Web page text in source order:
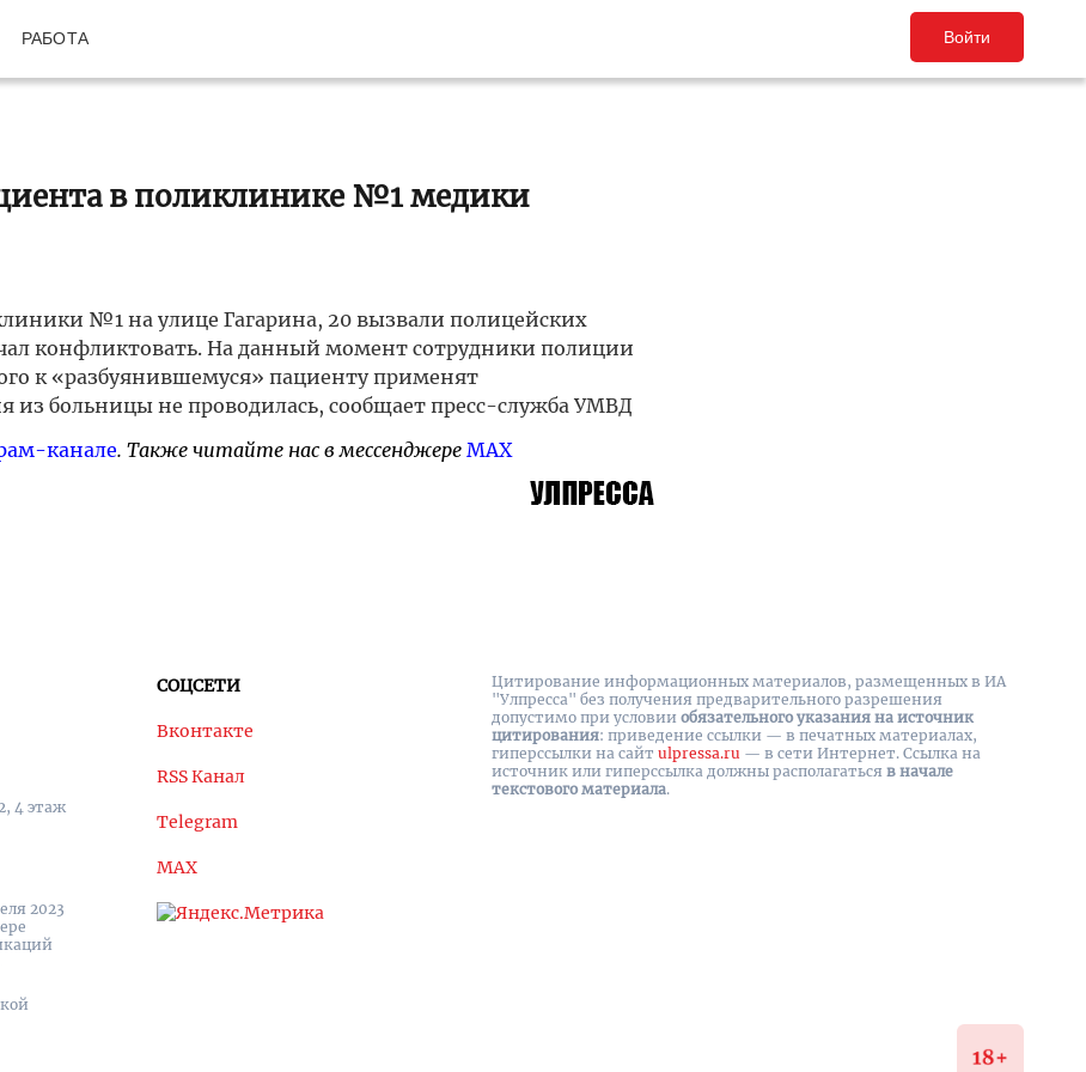
РАБОТА Войти
в поликлинике №1 медики
№1 на улице Гагарина, 20 вызвали полицейских
конфликтовать. На данный момент сотрудники полиции
к «разбуянившемуся» пациенту применят
из больницы не проводилась, сообщает пресс-служба УМВД
канале. Также читайте нас в мессенджере MAX
4 этаж
2023
СОЦСЕТИ
Вконтакте
RSS Канал
Telegram
MAX
Цитирование информационных материалов, размещенных в ИА
"Улпресса" без получения предварительного разрешения
допустимо при условии обязательного указания на источник
цитирования: приведение ссылки — в печатных материалах,
гиперссылки на cайт ulpressa.ru — в сети Интернет. Ссылка на
источник или гиперссылка должны располагаться в начале
текстового материала.